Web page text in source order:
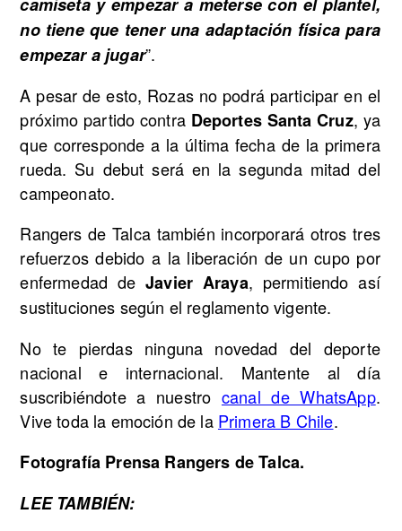
no tiene que tener una adaptación física para
empezar a jugar”.
A pesar de esto, Rozas no podrá participar en el
próximo partido contra Deportes Santa Cruz, ya
que corresponde a la última fecha de la primera
rueda. Su debut será en la segunda mitad del
campeonato.
Rangers de Talca también incorporará otros tres
refuerzos debido a la liberación de un cupo por
enfermedad deJavier Araya, permitiendo así
sustituciones según el reglamento vigente.
No te pierdas ninguna novedad del deporte
nacional e internacional. Mantente al día
suscribiéndote a nuestro canal de WhatsApp.
Vive toda la emoción de la Primera B Chile.
Fotografía Prensa Rangers de Talca.
LEE TAMBIÉN: